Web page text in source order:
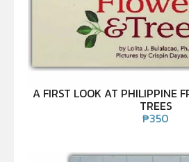
A FIRST LOOK AT PHILIPPINE
TREES
₱350